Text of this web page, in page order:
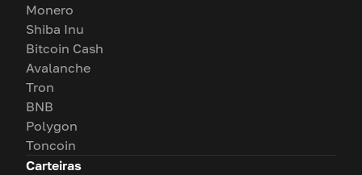
Monero
Shiba Inu
Bitcoin Cash
Avalanche
Tron
BNB
Polygon
Toncoin
Carteiras